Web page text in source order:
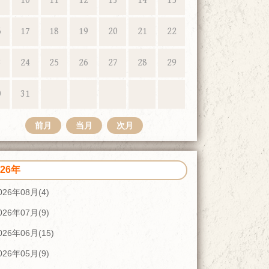
17 18 19 20 21 22
24 25 26 27 28 29
31
前月 当月 次月
年
年08月(4)
年07月(9)
年06月(15)
年05月(9)